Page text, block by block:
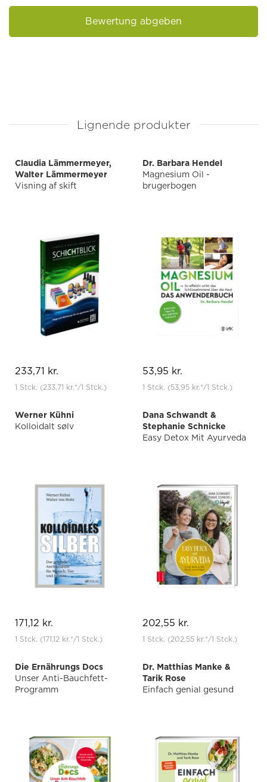
Bewertung abgeben
Lignende produkter
Claudia Lämmermeyer,
Walter Lämmermeyer
Visning af skift
233,71 kr.
1 Stck. (233,71 kr.*/1 Stck.)
Dr. Barbara Hendel
Magnesium Oil -
brugerbogen
53,95 kr.
1 Stck. (53,95 kr.*/1 Stck.)
Werner Kühni
Kolloidalt sølv
171,12 kr.
1 Stck. (171,12 kr.*/1 Stck.)
Dana Schwandt &
Stephanie Schnicke
Easy Detox Mit Ayurveda
202,55 kr.
1 Stck. (202,55 kr.*/1 Stck.)
Die Ernährungs Docs
Unser Anti-Bauchfett-
Programm
Dr. Matthias Manke &
Tarik Rose
Einfach genial gesund